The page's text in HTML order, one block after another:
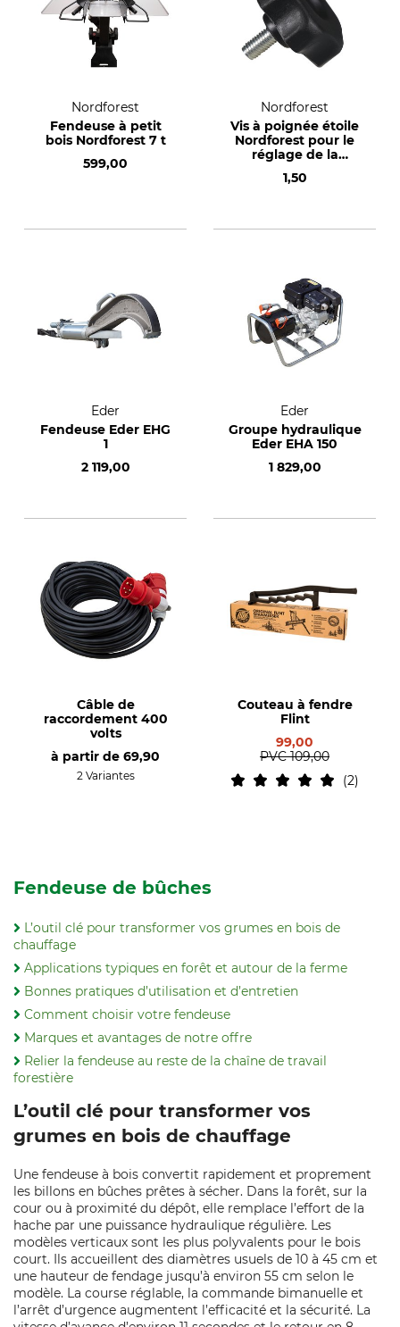
Nordforest
Fendeuse à petit
bois Nordforest 7 t
599,00
Nordforest
Vis à poignée étoile
Nordforest pour le
réglage de la
1,50
Eder
Fendeuse Eder EHG
1
2 119,00
Eder
Groupe hydraulique
Eder EHA 150
1 829,00
Câble de
raccordement 400
volts
à partir de 69,90
2 Variantes
Couteau à fendre
Flint
99,00
PVC 109,00
2
Fendeuse de bûches
L’outil clé pour transformer vos grumes en bois de
chauffage
Applications typiques en forêt et autour de la ferme
Bonnes pratiques d’utilisation et d’entretien
Comment choisir votre fendeuse
Marques et avantages de notre offre
Relier la fendeuse au reste de la chaîne de travail
forestière
L’outil clé pour transformer vos
grumes en bois de chauffage
Une fendeuse à bois convertit rapidement et proprement
les billons en bûches prêtes à sécher. Dans la forêt, sur la
cour ou à proximité du dépôt, elle remplace l’effort de la
hache par une puissance hydraulique régulière. Les
modèles verticaux sont les plus polyvalents pour le bois
court. Ils accueillent des diamètres usuels de 10 à 45 cm et
une hauteur de fendage jusqu’à environ 55 cm selon le
modèle. La course réglable, la commande bimanuelle et
l’arrêt d’urgence augmentent l’efficacité et la sécurité. La